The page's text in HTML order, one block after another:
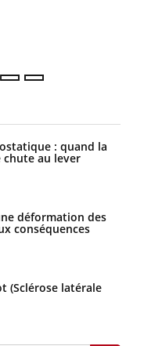
: quand la
au lever
déformation des
conséquences
(Sclérose latérale